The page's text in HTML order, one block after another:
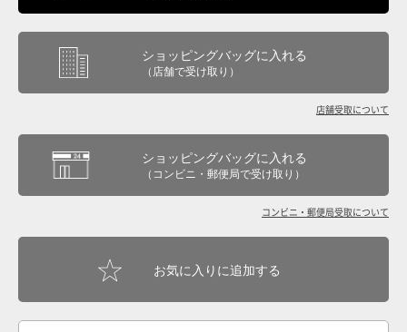
ショッピングバッグに入れる
（店舗で受け取り）
店舗受取について
ショッピングバッグに入れる
（コンビニ・郵便局で受け取り）
コンビニ・郵便局受取について